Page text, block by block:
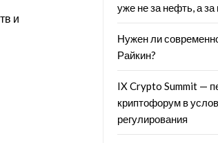
и
уже не за нефть, а за
Нужен ли
Райкин?
IX Crypto Summit —
криптофорум в
регулирования